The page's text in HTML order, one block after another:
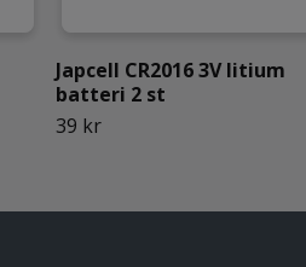
Japcell CR2016 3V litium
batteri 2 st
39 kr